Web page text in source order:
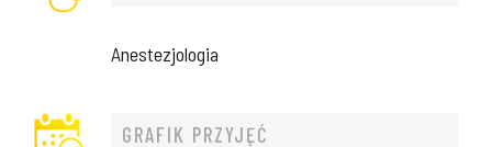
Anestezjologia
GRAFIK PRZYJĘĆ